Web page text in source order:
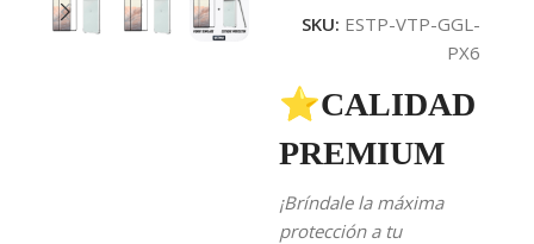
SKU: ESTP-VTP-GGL-
PX6
⭐CALIDAD
PREMIUM
¡Bríndale la máxima
protección a tu